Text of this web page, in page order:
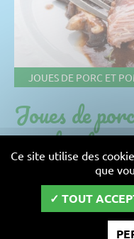
JOUES DE PORC ET
Joues de
mendiantes
Préparation : 20 min -
recette
Ce site utilise des
que
TOUT